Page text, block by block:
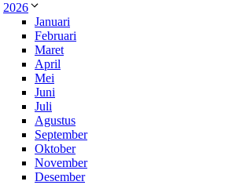
2026
Januari
Februari
Maret
April
Mei
Juni
Juli
Agustus
September
Oktober
November
Desember